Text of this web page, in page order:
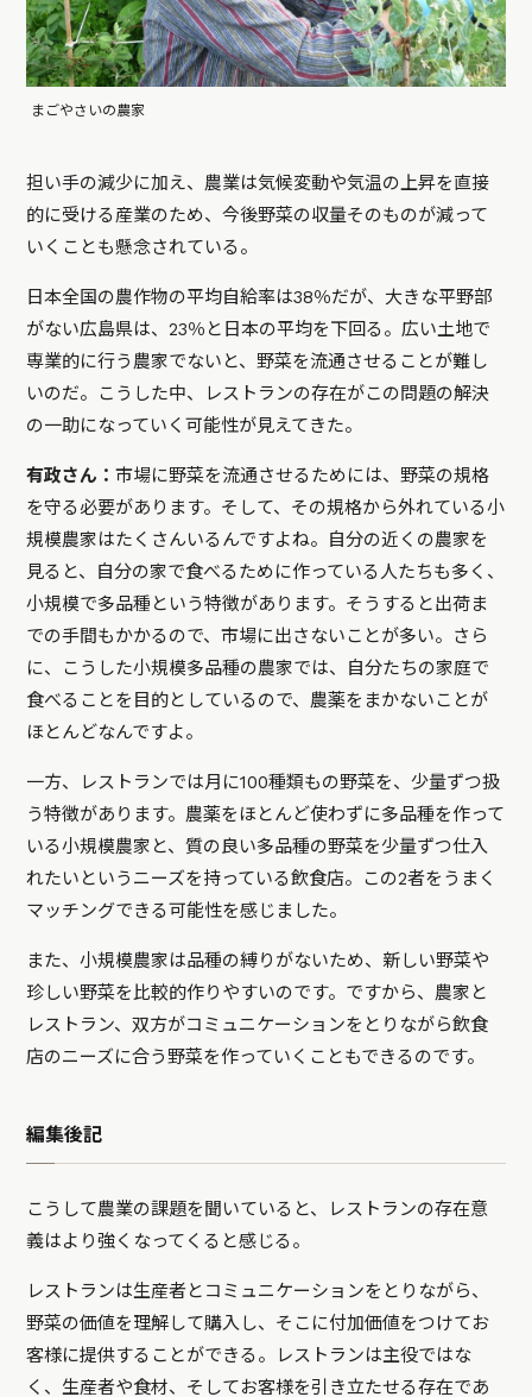
まごやさいの農家
担い手の減少に加え、農業は気候変動や気温の上昇を直接
的に受ける産業のため、今後野菜の収量そのものが減って
いくことも懸念されている。
日本全国の農作物の平均自給率は38％だが、大きな平野部
がない広島県は、23％と日本の平均を下回る。広い土地で
専業的に行う農家でないと、野菜を流通させることが難し
いのだ。こうした中、レストランの存在がこの問題の解決
の一助になっていく可能性が見えてきた。
有政さん：市場に野菜を流通させるためには、野菜の規格
を守る必要があります。そして、その規格から外れている小
規模農家はたくさんいるんですよね。自分の近くの農家を
見ると、自分の家で食べるために作っている人たちも多く、
小規模で多品種という特徴があります。そうすると出荷ま
での手間もかかるので、市場に出さないことが多い。さら
に、こうした小規模多品種の農家では、自分たちの家庭で
食べることを目的としているので、農薬をまかないことが
ほとんどなんですよ。
一方、レストランでは月に100種類もの野菜を、少量ずつ扱
う特徴があります。農薬をほとんど使わずに多品種を作って
いる小規模農家と、質の良い多品種の野菜を少量ずつ仕入
れたいというニーズを持っている飲食店。この2者をうまく
マッチングできる可能性を感じました。
また、小規模農家は品種の縛りがないため、新しい野菜や
珍しい野菜を比較的作りやすいのです。ですから、農家と
レストラン、双方がコミュニケーションをとりながら飲食
店のニーズに合う野菜を作っていくこともできるのです。
編集後記
こうして農業の課題を聞いていると、レストランの存在意
義はより強くなってくると感じる。
レストランは生産者とコミュニケーションをとりながら、
野菜の価値を理解して購入し、そこに付加価値をつけてお
客様に提供することができる。レストランは主役ではな
く、生産者や食材、そしてお客様を引き立たせる存在であ